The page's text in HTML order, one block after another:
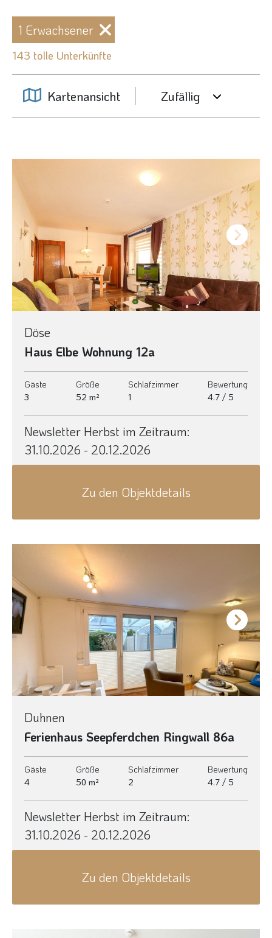
143 tolle Unterkünfte
Kartenansicht Zufällig
1 Erwachsener
Next
Döse
Haus Elbe Wohnung 12a
Gäste
3
Größe
52 m²
Schlafzimmer
1
Bewertung
4.7 / 5
Newsletter Herbst im Zeitraum:
31.10.2026 - 20.12.2026
Zu den Objektdetails
Next
Duhnen
Ferienhaus Seepferdchen Ringwall 86a
Gäste
4
Größe
50 m²
Schlafzimmer
2
Bewertung
4.7 / 5
Newsletter Herbst im Zeitraum:
31.10.2026 - 20.12.2026
Zu den Objektdetails